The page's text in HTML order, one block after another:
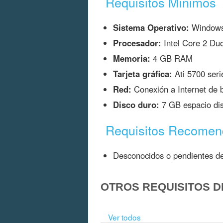
Sistema Operativo:
Procesador: Intel Core 2
Memoria: 4 GB RAM
Tarjeta gráfica: Ati 5700
Red: Conexión a Internet de
Disco duro: 7 GB espacio
Requisitos
Desconocidos o pendientes
OTROS REQUISITOS
Ver todos